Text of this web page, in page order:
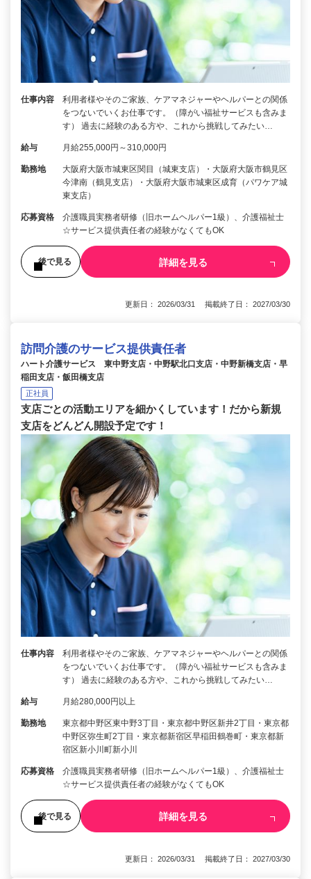
仕事内容
利用者様やそのご家族、ケアマネジャーやヘルパーとの関係
をつないでいくお仕事です。（障がい福祉サービスも含みま
す） 過去に経験のある方や、これから挑戦してみたい…
給与 月給255,000円～310,000円
勤務地
大阪府大阪市城東区関目（城東支店）・大阪府大阪市鶴見区
今津南（鶴見支店）・大阪府大阪市城東区成育（パワケア城
東支店）
応募資格
介護職員実務者研修（旧ホームヘルパー1級）、介護福祉士
☆サービス提供責任者の経験がなくてもOK
後で見る 詳細を見る
更新日： 2026/03/31 掲載終了日： 2027/03/30
訪問介護のサービス提供責任者
ハート介護サービス 東中野支店・中野駅北口支店・中野新橋支店・早
稲田支店・飯田橋支店
正社員
支店ごとの活動エリアを細かくしています！だから新規
支店をどんどん開設予定です！
仕事内容
利用者様やそのご家族、ケアマネジャーやヘルパーとの関係
をつないでいくお仕事です。（障がい福祉サービスも含みま
す） 過去に経験のある方や、これから挑戦してみたい…
給与 月給280,000円以上
勤務地
東京都中野区東中野3丁目・東京都中野区新井2丁目・東京都
中野区弥生町2丁目・東京都新宿区早稲田鶴巻町・東京都新
宿区新小川町新小川
応募資格
介護職員実務者研修（旧ホームヘルパー1級）、介護福祉士
☆サービス提供責任者の経験がなくてもOK
後で見る 詳細を見る
更新日： 2026/03/31 掲載終了日： 2027/03/30